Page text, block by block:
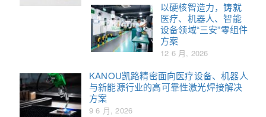
以硬核智造力，铸就
医疗、机器人、智能
设备领域“三安”零组件
方案
12 6 月, 2026
KANOU凯路精密面向医疗设备、机器人
与新能源行业的高可靠性激光焊接解决
方案
9 6 月, 2026